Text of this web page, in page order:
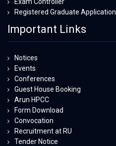
Registered Graduate Application
Important Links
Notices
Events
Conferences
Guest House Booking
Arun HPCC
Form Download
Convocation
Recruitment at RU
Tender Notice